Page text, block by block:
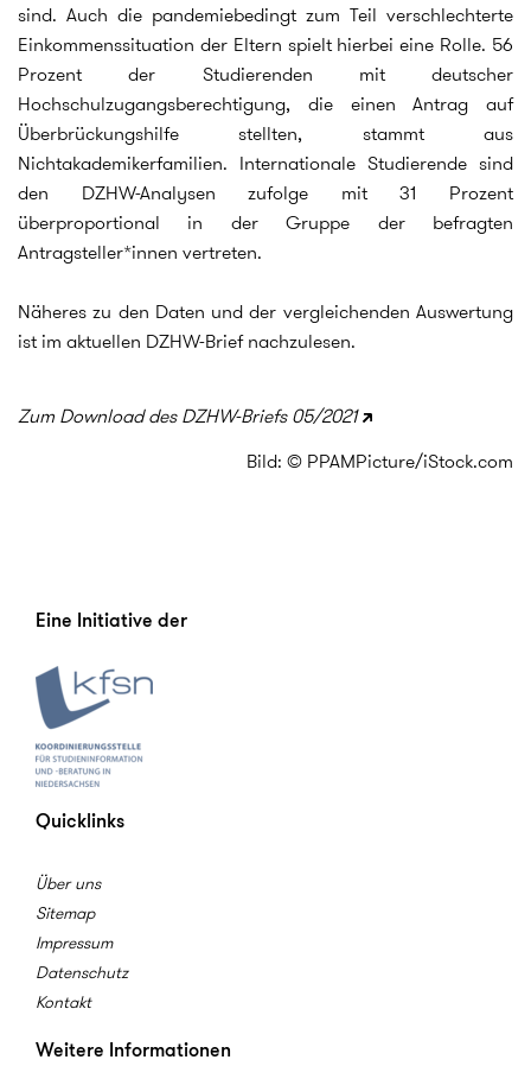
sind. Auch die pandemiebedingt zum Teil verschlechterte
Einkommenssituation der Eltern spielt hierbei eine Rolle. 56
Prozent der Studierenden mit deutscher
Hochschulzugangsberechtigung, die einen Antrag auf
Überbrückungshilfe stellten, stammt aus
Nichtakademikerfamilien. Internationale Studierende sind
den DZHW-Analysen zufolge mit 31 Prozent
überproportional in der Gruppe der befragten
Antragsteller*innen vertreten.
Näheres zu den Daten und der vergleichenden Auswertung
ist im aktuellen DZHW-Brief nachzulesen.
Zum Download des DZHW-Briefs 05/2021
Bild: © PPAMPicture/iStock.com
Eine Initiative der
Quicklinks
Über uns
Sitemap
Impressum
Datenschutz
Kontakt
Weitere Informationen